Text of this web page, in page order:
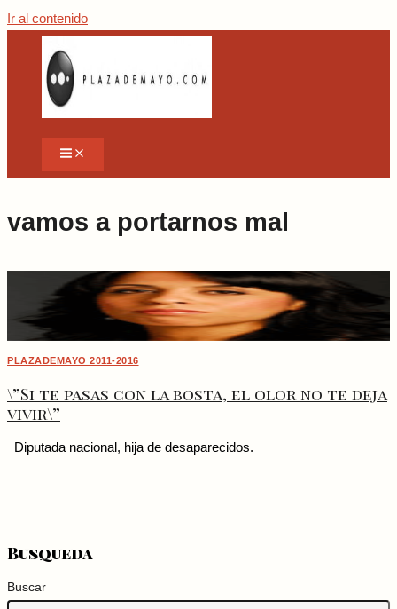
Ir al contenido
vamos a portarnos mal
PLAZADEMAYO 2011-2016
\”Si te pasas con la bosta, el olor no te deja
vivir\”
Diputada nacional, hija de desaparecidos.
Busqueda
Buscar